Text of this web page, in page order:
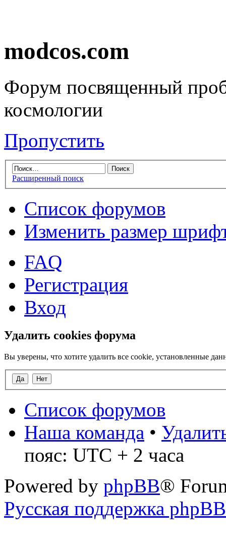
modcos.com
Форум посвященный
космологии
Пропустить
Расширенный поиск
Список форумов
Изменить размер
FAQ
Регистрация
Вход
Удалить cookies форума
Вы уверены, что хотите удалить все cookie, установленные
Список форумов
Наша команда •
пояс: UTC + 2 часа
Powered by phpBB®
Русская поддержка phpBB